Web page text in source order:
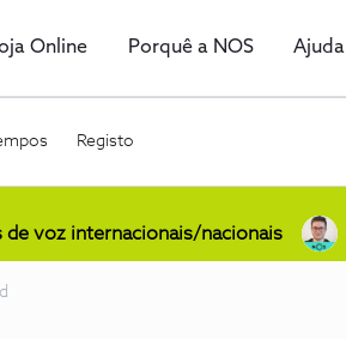
Online Porquê a NOS Ajuda
Registo
de voz internacionais/nacionais